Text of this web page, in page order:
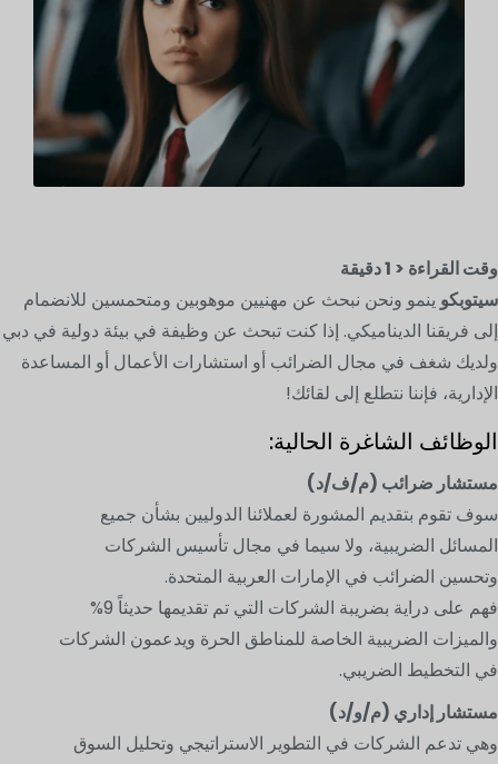
وقت القراءة < 1 دقيقة
سيتوبكو ينمو ونحن نبحث عن مهنيين موهوبين ومتحمسين للانضمام
إلى فريقنا الديناميكي. إذا كنت تبحث عن وظيفة في بيئة دولية في دبي
ولديك شغف في مجال الضرائب أو استشارات الأعمال أو المساعدة
الإدارية، فإننا نتطلع إلى لقائك!
الوظائف الشاغرة الحالية:
مستشار ضرائب (م/ف/د)
سوف تقوم بتقديم المشورة لعملائنا الدوليين بشأن جميع
المسائل الضريبية، ولا سيما في مجال تأسيس الشركات
وتحسين الضرائب في الإمارات العربية المتحدة.
فهم على دراية بضريبة الشركات التي تم تقديمها حديثاً 9%
والميزات الضريبية الخاصة للمناطق الحرة ويدعمون الشركات
في التخطيط الضريبي.
مستشار إداري (م/و/د)
وهي تدعم الشركات في التطوير الاستراتيجي وتحليل السوق